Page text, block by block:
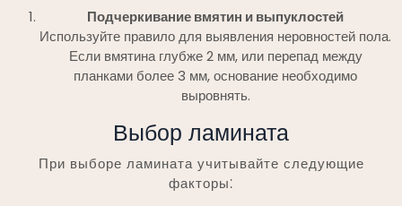
Подчеркивание вмятин и выпуклостей
Используйте правило для выявления неровностей пола.
Если вмятина глубже 2 мм, или перепад между
планками более 3 мм, основание необходимо
выровнять.
Выбор ламината
При выборе ламината учитывайте следующие
факторы⁚